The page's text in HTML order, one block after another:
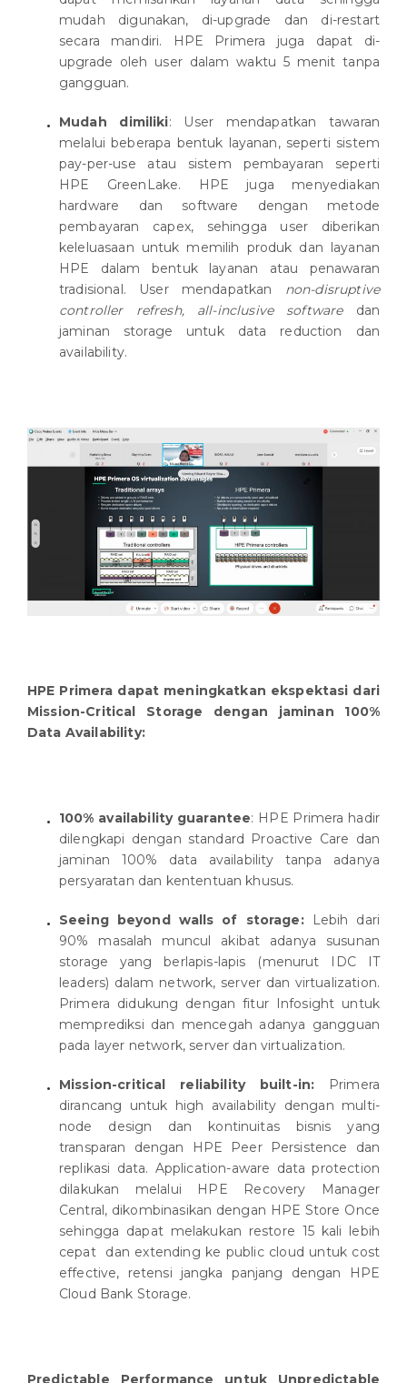
mudah digunakan, di-upgrade dan di-restart
secara mandiri. HPE Primera juga dapat di-
upgrade oleh user dalam waktu 5 menit tanpa
gangguan.
Mudah dimiliki: User mendapatkan tawaran
melalui beberapa bentuk layanan, seperti sistem
pay-per-use atau sistem pembayaran seperti
HPE GreenLake. HPE juga menyediakan
hardware dan software dengan metode
pembayaran capex, sehingga user diberikan
keleluasaan untuk memilih produk dan layanan
HPE dalam bentuk layanan atau penawaran
tradisional. User mendapatkan non-disruptive
controller refresh, all-inclusive softwaredan
jaminan storage untuk data reduction dan
availability.
HPE Primera dapat meningkatkan ekspektasi dari
Mission-Critical Storage dengan jaminan 100%
Data Availability:
100% availability guarantee: HPE Primera hadir
dilengkapi dengan standard Proactive Care dan
jaminan 100% data availability tanpa adanya
persyaratan dan kententuan khusus.
Seeing beyond walls of storage:Lebih dari
90% masalah muncul akibat adanya susunan
storage yang berlapis-lapis (menurut IDC IT
leaders) dalam network, server dan virtualization.
Primera didukung dengan fitur Infosight untuk
memprediksi dan mencegah adanya gangguan
pada layer network, server dan virtualization.
Mission-critical reliability built-in:
Primera
dirancang untuk high availability dengan multi-
node design dan kontinuitas bisnis yang
transparan dengan HPE Peer Persistence dan
replikasi data. Application-aware data protection
dilakukan melalui HPE Recovery Manager
Central, dikombinasikan dengan HPE Store Once
sehingga dapat melakukan restore 15 kali lebih
cepat dan extending ke public cloud untuk cost
effective, retensi jangka panjang dengan HPE
Cloud Bank Storage.
Predictable Performance untuk Unpredictable